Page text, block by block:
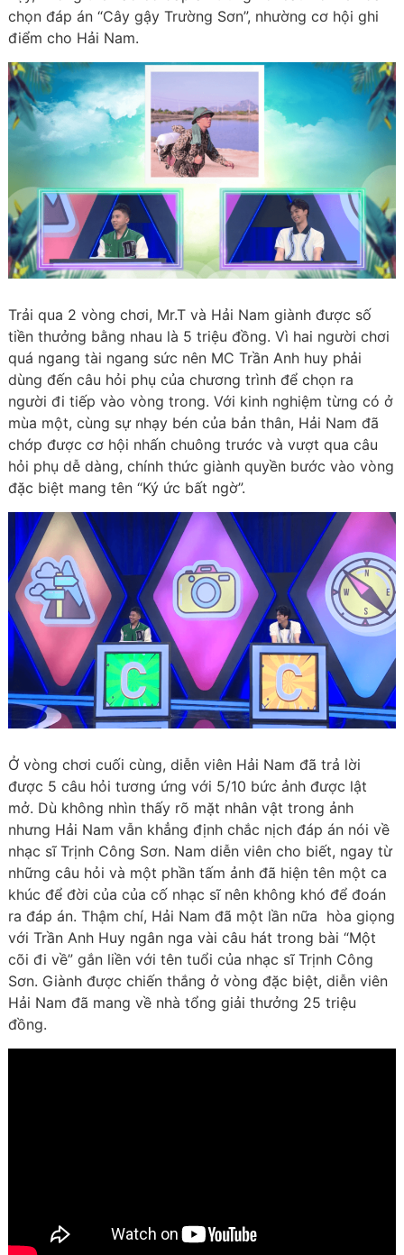
chọn đáp án “Cây gậy Trường Sơn”, nhường cơ hội ghi
điểm cho Hải Nam.
Trải qua 2 vòng chơi, Mr.T và Hải Nam giành được số
tiền thưởng bằng nhau là 5 triệu đồng. Vì hai người chơi
quá ngang tài ngang sức nên MC Trần Anh huy phải
dùng đến câu hỏi phụ của chương trình để chọn ra
người đi tiếp vào vòng trong. Với kinh nghiệm từng có ở
mùa một, cùng sự nhạy bén của bản thân, Hải Nam đã
chớp được cơ hội nhấn chuông trước và vượt qua câu
hỏi phụ dễ dàng, chính thức giành quyền bước vào vòng
đặc biệt mang tên “Ký ức bất ngờ”.
Ở vòng chơi cuối cùng, diễn viên Hải Nam đã trả lời
được 5 câu hỏi tương ứng với 5/10 bức ảnh được lật
mở. Dù không nhìn thấy rõ mặt nhân vật trong ảnh
nhưng Hải Nam vẫn khẳng định chắc nịch đáp án nói về
nhạc sĩ Trịnh Công Sơn. Nam diễn viên cho biết, ngay từ
những câu hỏi và một phần tấm ảnh đã hiện tên một ca
khúc để đời của của cố nhạc sĩ nên không khó để đoán
ra đáp án. Thậm chí, Hải Nam đã một lần nữa hòa giọng
với Trần Anh Huy ngân nga vài câu hát trong bài “Một
cõi đi về” gắn liền với tên tuổi của nhạc sĩ Trịnh Công
Sơn. Giành được chiến thắng ở vòng đặc biệt, diễn viên
Hải Nam đã mang về nhà tổng giải thưởng 25 triệu
đồng.